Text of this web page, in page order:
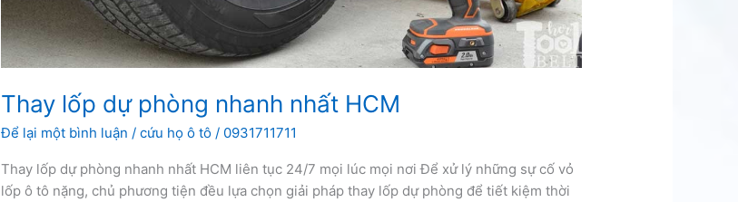
Thay lốp dự phòng nhanh nhất HCM
Để lại một bình luận /cứu họ ô tô / 0931711711
Thay lốp dự phòng nhanh nhất HCM liên tục 24/7 mọi lúc mọi nơi Để xử lý những sự cố vỏ
lốp ô tô nặng, chủ phương tiện đều lựa chọn giải pháp thay lốp dự phòng để tiết kiệm thời